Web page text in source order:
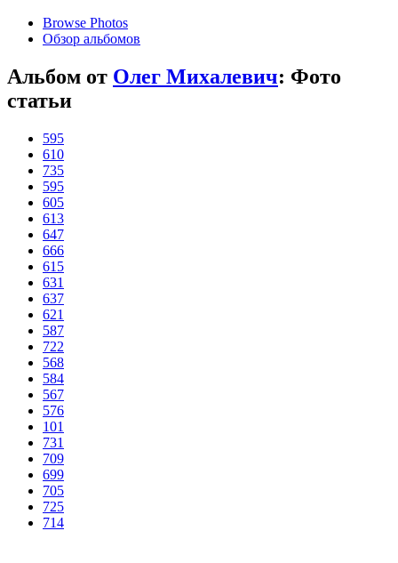
Browse Photos
Обзор альбомов
Альбом от Олег Михалевич: Фото
статьи
595
610
735
595
605
613
647
666
615
631
637
621
587
722
568
584
567
576
101
731
709
699
705
725
714